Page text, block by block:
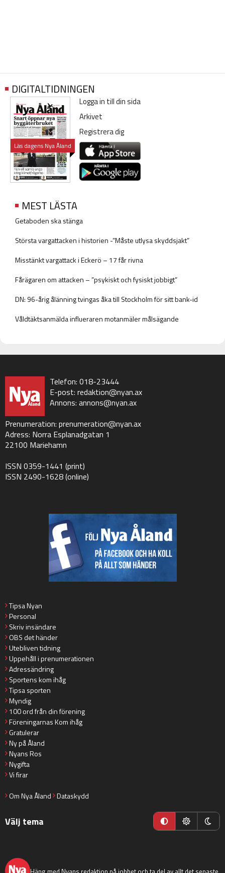
DIGITALTIDNINGEN
Läs dagens Nya Åland
Logga in till din sida
Arkivet
Registrera dig
MEST LÄSTA
Getaboden ska stänga
Största vargattacken i historien -”Måste utlysa skyddsjakt”
Misstänkt vargattack i Eckerö – 17 får rivna
Fårägaren om attacken – ”psykiskt och fysiskt jobbigt”
DN: 96-årig ålänning tvingas åka till Stockholm för sitt bank-id
Våldtäktsanmälda influeraren motanmäler målsägande
Telefon: 018-23444
E-post: redaktion@nyan.ax
Annons: annons@nyan.ax
Prenumeration: prenumeration@nyan.ax
Adress: Norra Esplanadgatan 1
22100 Mariehamn
ISSN 0359-1441 (print)
ISSN 2490-1628 (online)
Tipsa Nyan
Personal
Skriv insändare
OBS det händer
Utebliven tidning
Uppehåll i prenumerationen
Adressändring
Sportens kom ihåg
Tipsa sporten
Myndig
100 ord från din förening
Föreningarnas Kom ihåg
Gratulerar
Ny på Åland
Nyans Ros
Nygifta
Vi firar
Om Nya Åland Dataskydd
Välj tema